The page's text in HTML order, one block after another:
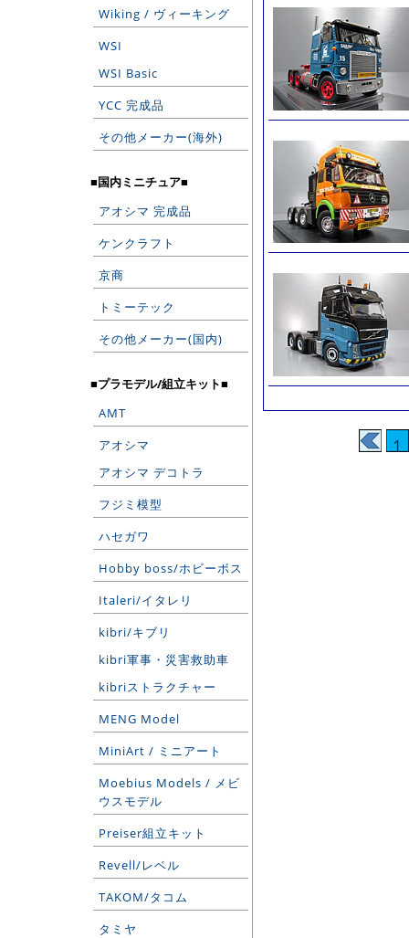
Wiking / ヴィーキング
WSI
WSI Basic
YCC 完成品
その他メーカー(海外)
■国内ミニチュア■
アオシマ 完成品
ケンクラフト
京商
トミーテック
その他メーカー(国内)
■プラモデル/組立キット■
AMT
アオシマ
アオシマ デコトラ
フジミ模型
ハセガワ
Hobby boss/ホビーボス
Italeri/イタレリ
kibri/キブリ
kibri軍事・災害救助車
kibriストラクチャー
MENG Model
MiniArt / ミニアート
Moebius Models / メビ
ウスモデル
Preiser組立キット
Revell/レベル
TAKOM/タコム
タミヤ
1